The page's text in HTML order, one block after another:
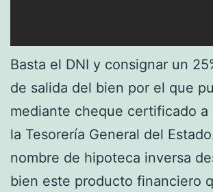
Basta el DNI y consignar un
de salida del bien por el que
mediante cheque certificado a
la Tesorería General del
nombre de hipoteca inversa
bien este producto financiero